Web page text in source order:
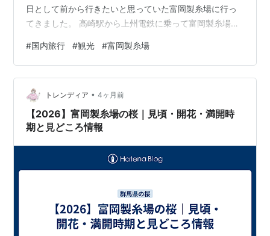
日として前から行きたいと思っていた富岡製糸場に行っ
てきました。 高崎駅から上州電鉄に乗って富岡製糸場を
一階です。 意外と時間はかかりましたが、富岡製糸場の
最寄駅に着きました。朝はゆっくり出たので、早速、富
岡製糸場前でランチとします。 おっきりこみうどん
tabelog.com ここで食べました。富岡製糸場の真ん前な
ので、立地はかなり良いですね。（笑） これから富岡製
糸場を見に行く人と帰…
#国内旅行 #観光 #富岡製糸場
トレンディア • 4ヶ月前
【2026】富岡製糸場の桜｜見頃・開花・満開時
期と見どころ情報